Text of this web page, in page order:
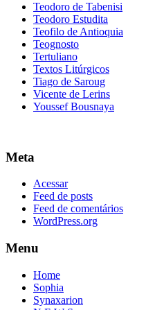
Teodoro de Tabenisi
Teodoro Estudita
Teofilo de Antioquia
Teognosto
Tertuliano
Textos Litúrgicos
Tiago de Saroug
Vicente de Lerins
Youssef Bousnaya
Meta
Acessar
Feed de posts
Feed de comentários
WordPress.org
Menu
Home
Sophia
Synaxarion